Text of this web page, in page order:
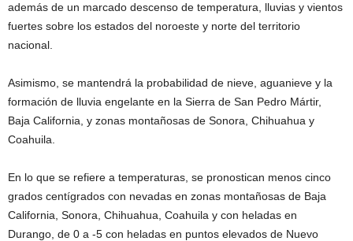
además de un marcado descenso de temperatura, lluvias y vientos
fuertes sobre los estados del noroeste y norte del territorio
nacional.
Asimismo, se mantendrá la probabilidad de nieve, aguanieve y la
formación de lluvia engelante en la Sierra de San Pedro Mártir,
Baja California, y zonas montañosas de Sonora, Chihuahua y
Coahuila.
En lo que se refiere a temperaturas, se pronostican menos cinco
grados centígrados con nevadas en zonas montañosas de Baja
California, Sonora, Chihuahua, Coahuila y con heladas en
Durango, de 0 a -5 con heladas en puntos elevados de Nuevo